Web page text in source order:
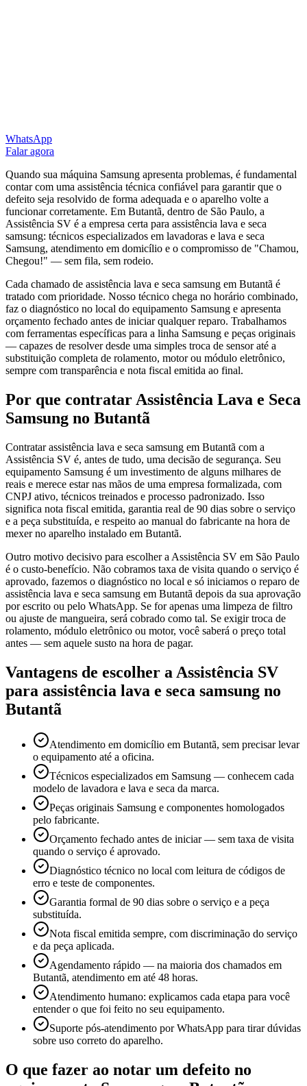
WhatsApp
Falar agora
Quando sua máquina Samsung apresenta problemas, é fundamental
contar com uma assistência técnica confiável para garantir que o
defeito seja resolvido de forma adequada e o aparelho volte a
funcionar corretamente. Em Butantã, dentro de São Paulo, a
Assistência SV é a empresa certa para assistência lava e seca
samsung: técnicos especializados em lavadoras e lava e seca
Samsung, atendimento em domicílio e o compromisso de "Chamou,
Chegou!" — sem fila, sem rodeio.
Cada chamado de assistência lava e seca samsung em Butantã é
tratado com prioridade. Nosso técnico chega no horário combinado,
faz o diagnóstico no local do equipamento Samsung e apresenta
orçamento fechado antes de iniciar qualquer reparo. Trabalhamos
com ferramentas específicas para a linha Samsung e peças originais
— capazes de resolver desde uma simples troca de sensor até a
substituição completa de rolamento, motor ou módulo eletrônico,
sempre com transparência e nota fiscal emitida ao final.
Por que contratar Assistência Lava e Seca
Samsung no Butantã
Contratar assistência lava e seca samsung em Butantã com a
Assistência SV é, antes de tudo, uma decisão de segurança. Seu
equipamento Samsung é um investimento de alguns milhares de
reais e merece estar nas mãos de uma empresa formalizada, com
CNPJ ativo, técnicos treinados e processo padronizado. Isso
significa nota fiscal emitida, garantia real de 90 dias sobre o serviço
e a peça substituída, e respeito ao manual do fabricante na hora de
mexer no aparelho instalado em Butantã.
Outro motivo decisivo para escolher a Assistência SV em São Paulo
é o custo-benefício. Não cobramos taxa de visita quando o serviço é
aprovado, fazemos o diagnóstico no local e só iniciamos o reparo de
assistência lava e seca samsung em Butantã depois da sua aprovação
por escrito ou pelo WhatsApp. Se for apenas uma limpeza de filtro
ou ajuste de mangueira, será cobrado como tal. Se exigir troca de
rolamento, módulo eletrônico ou motor, você saberá o preço total
antes — sem aquele susto na hora de pagar.
Vantagens de escolher a Assistência SV
para assistência lava e seca samsung no
Butantã
Atendimento em domicílio em Butantã, sem precisar levar
o equipamento até a oficina.
Técnicos especializados em Samsung — conhecem cada
modelo de lavadora e lava e seca da marca.
Peças originais Samsung e componentes homologados
pelo fabricante.
Orçamento fechado antes de iniciar — sem taxa de visita
quando o serviço é aprovado.
Diagnóstico técnico no local com leitura de códigos de
erro e teste de componentes.
Garantia formal de 90 dias sobre o serviço e a peça
substituída.
Nota fiscal emitida sempre, com discriminação do serviço
e da peça aplicada.
Agendamento rápido — na maioria dos chamados em
Butantã, atendimento em até 48 horas.
Atendimento humano: explicamos cada etapa para você
entender o que foi feito no seu equipamento.
Suporte pós-atendimento por WhatsApp para tirar dúvidas
sobre uso correto do aparelho.
O que fazer ao notar um defeito no